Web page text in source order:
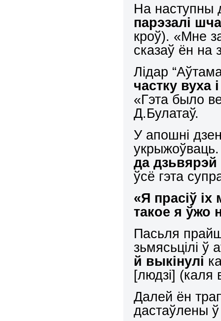
На наступны
парэзалі
кроў). «Мне
сказаў ён на
Лідар
частку вуха
«Гэта было
Д.Булатаў.
У апошні
да дзьвярэй
ўсё гэта
«Я прасіў
такое я ўжо
Пасьля
зьмясьцілі ў
й выкінулі
[людзі] (каля
Далей ён
дастаўлены ў